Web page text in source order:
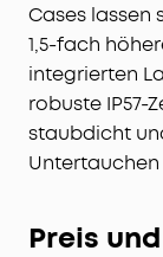
Cases lassen
1,5-fach
integrierten
robuste IP57-
staubdicht
Untertauchen
Preis